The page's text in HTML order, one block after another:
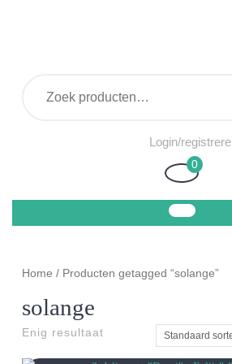
Login/
0
Home / Producten getagged “solange”
solange
Enig resultaat